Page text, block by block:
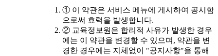
① 이 약관은 서비스 메뉴에 게시하여 공시함
으로써 효력을 발생합니다.
② 교육정보원은 합리적 사유가 발생한 경우
에는 이 약관을 변경할 수 있으며, 약관을 변
경한 경우에는 지체없이 "공지사항"을 통해